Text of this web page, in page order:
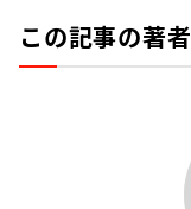
この記事の著者